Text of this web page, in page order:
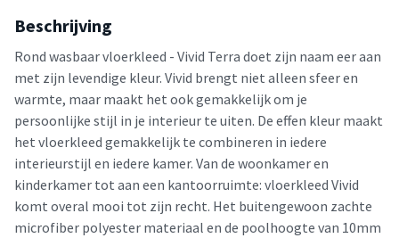
Beschrijving
Rond wasbaar vloerkleed - Vivid Terra doet zijn naam eer aan
met zijn levendige kleur. Vivid brengt niet alleen sfeer en
warmte, maar maakt het ook gemakkelijk om je
persoonlijke stijl in je interieur te uiten. De effen kleur maakt
het vloerkleed gemakkelijk te combineren in iedere
interieurstijl en iedere kamer. Van de woonkamer en
kinderkamer tot aan een kantoorruimte: vloerkleed Vivid
komt overal mooi tot zijn recht. Het buitengewoon zachte
microfiber polyester materiaal en de poolhoogte van 10mm